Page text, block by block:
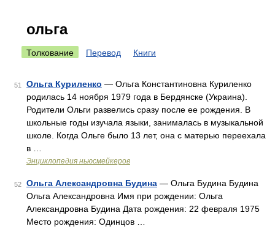
ольга
Толкование Перевод Книги
51 Ольга Куриленко — Ольга Константиновна Куриленко
родилась 14 ноября 1979 года в Бердянске (Украина).
Родители Ольги развелись сразу после ее рождения. В
школьные годы изучала языки, занималась в музыкальной
школе. Когда Ольге было 13 лет, она с матерью переехала
в …
Энциклопедия ньюсмейкеров
52 Ольга Александровна Будина — Ольга Будина Будина
Ольга Александровна Имя при рождении: Ольга
Александровна Будина Дата рождения: 22 февраля 1975
Место рождения: Одинцов …